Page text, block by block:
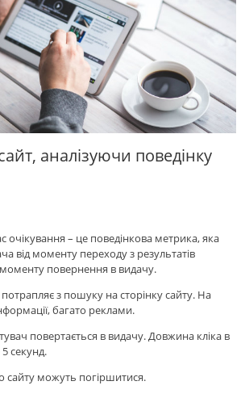
аналiзуючи поведінку
очікування – це поведінкова метрика, яка
від моменту переходу з результатів
повернення в видачу.
з пошуку на сторінку сайту. На
багато реклами.
повертається в видачу. Довжина кліка в
секунд.
сайту можуть погіршитися.